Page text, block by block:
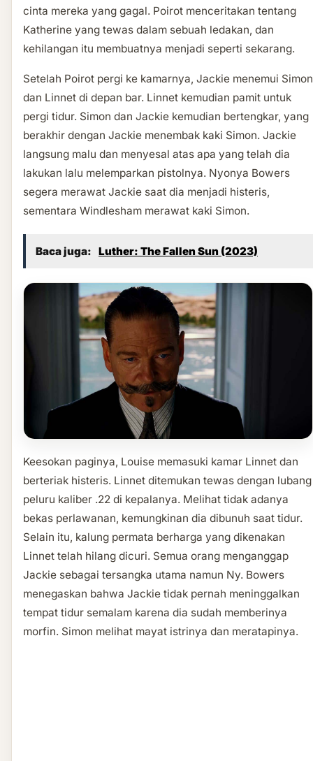
cinta mereka yang gagal. Poirot menceritakan tentang
Katherine yang tewas dalam sebuah ledakan, dan
kehilangan itu membuatnya menjadi seperti sekarang.
Setelah Poirot pergi ke kamarnya, Jackie menemui Simon
dan Linnet di depan bar. Linnet kemudian pamit untuk
pergi tidur. Simon dan Jackie kemudian bertengkar, yang
berakhir dengan Jackie menembak kaki Simon. Jackie
langsung malu dan menyesal atas apa yang telah dia
lakukan lalu melemparkan pistolnya. Nyonya Bowers
segera merawat Jackie saat dia menjadi histeris,
sementara Windlesham merawat kaki Simon.
Baca juga: Luther: The Fallen Sun (2023)
Keesokan paginya, Louise memasuki kamar Linnet dan
berteriak histeris. Linnet ditemukan tewas dengan lubang
peluru kaliber .22 di kepalanya. Melihat tidak adanya
bekas perlawanan, kemungkinan dia dibunuh saat tidur.
Selain itu, kalung permata berharga yang dikenakan
Linnet telah hilang dicuri. Semua orang menganggap
Jackie sebagai tersangka utama namun Ny. Bowers
menegaskan bahwa Jackie tidak pernah meninggalkan
tempat tidur semalam karena dia sudah memberinya
morfin. Simon melihat mayat istrinya dan meratapinya.